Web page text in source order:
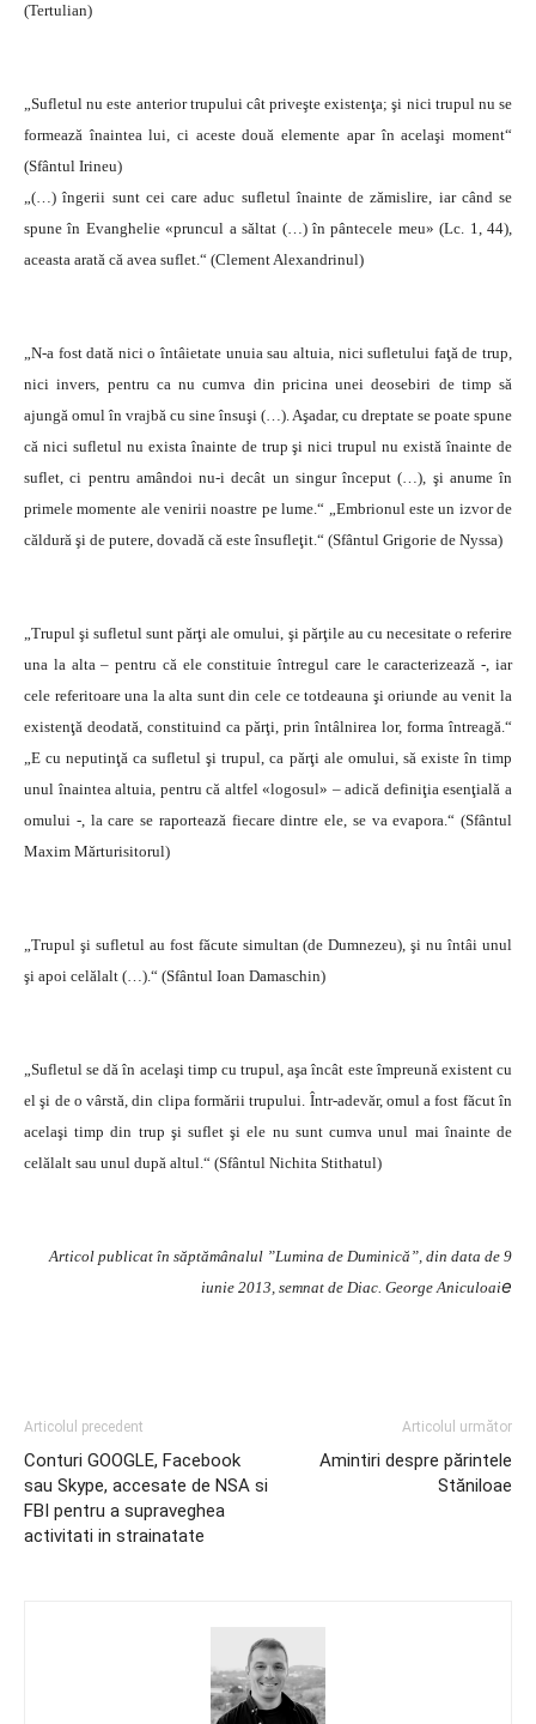
(Tertulian)
„Sufletul nu este anterior trupului cât priveşte existenţa; şi nici trupul nu se
formează înaintea lui, ci aceste două elemente apar în acelaşi moment“
(Sfântul Irineu)
„(…) îngerii sunt cei care aduc sufletul înainte de zămislire, iar când se
spune în Evanghelie «pruncul a săltat (…) în pântecele meu» (Lc. 1, 44),
aceasta arată că avea suflet.“ (Clement Alexandrinul)
„N-a fost dată nici o întâietate unuia sau altuia, nici sufletului faţă de trup,
nici invers, pentru ca nu cumva din pricina unei deosebiri de timp să
ajungă omul în vrajbă cu sine însuşi (…). Aşadar, cu dreptate se poate spune
că nici sufletul nu exista înainte de trup şi nici trupul nu există înainte de
suflet, ci pentru amândoi nu-i decât un singur început (…), şi anume în
primele momente ale venirii noastre pe lume.“ „Embrionul este un izvor de
căldură şi de putere, dovadă că este însufleţit.“ (Sfântul Grigorie de Nyssa)
„Trupul şi sufletul sunt părţi ale omului, şi părţile au cu necesitate o referire
una la alta – pentru că ele constituie întregul care le caracterizează -, iar
cele referitoare una la alta sunt din cele ce totdeauna şi oriunde au venit la
existenţă deodată, constituind ca părţi, prin întâlnirea lor, forma întreagă.“
„E cu neputinţă ca sufletul şi trupul, ca părţi ale omului, să existe în timp
unul înaintea altuia, pentru că altfel «logosul» – adică definiţia esenţială a
omului -, la care se raportează fiecare dintre ele, se va evapora.“ (Sfântul
Maxim Mărturisitorul)
„Trupul şi sufletul au fost făcute simultan (de Dumnezeu), şi nu întâi unul
şi apoi celălalt (…).“ (Sfântul Ioan Damaschin)
„Sufletul se dă în acelaşi timp cu trupul, aşa încât este împreună existent cu
el şi de o vârstă, din clipa formării trupului. Într-adevăr, omul a fost făcut în
acelaşi timp din trup şi suflet şi ele nu sunt cumva unul mai înainte de
celălalt sau unul după altul.“ (Sfântul Nichita Stithatul)
Articol publicat în săptămânalul ”Lumina de Duminică”, din data de 9
iunie 2013, semnat de Diac. George Aniculoaie
Articolul precedent
Conturi GOOGLE, Facebook
sau Skype, accesate de NSA si
FBI pentru a supraveghea
activitati in strainatate
Articolul următor
Amintiri despre părintele
Stăniloae